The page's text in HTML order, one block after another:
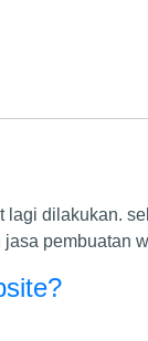
dilakukan.
pembuatan